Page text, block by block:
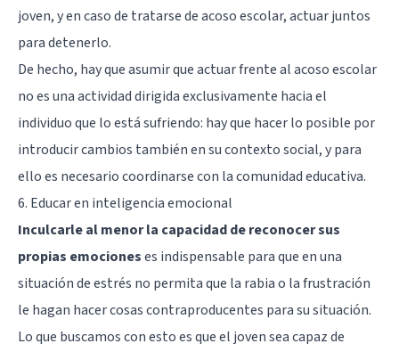
joven, y en caso de tratarse de acoso escolar, actuar juntos
para detenerlo.
De hecho, hay que asumir que actuar frente al acoso escolar
no es una actividad dirigida exclusivamente hacia el
individuo que lo está sufriendo: hay que hacer lo posible por
introducir cambios también en su contexto social, y para
ello es necesario coordinarse con la comunidad educativa.
6. Educar en inteligencia emocional
Inculcarle al menor la capacidad de reconocer sus
propias emocioneses indispensable para que en una
situación de estrés no permita que la rabia o la frustración
le hagan hacer cosas contraproducentes para su situación.
Lo que buscamos con esto es que el joven sea capaz de